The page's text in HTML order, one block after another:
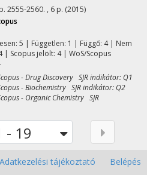
2555-2560. , 6 p. (2015)
5 | Független: 1 | Függő: 4 | Nem
| Scopus jelölt: 4 | WoS/Scopus
- Drug Discovery SJR indikátor: Q1
- Biochemistry SJR indikátor: Q2
- Organic Chemistry SJR
- 19
Adatkezelési tájékoztató Belépés